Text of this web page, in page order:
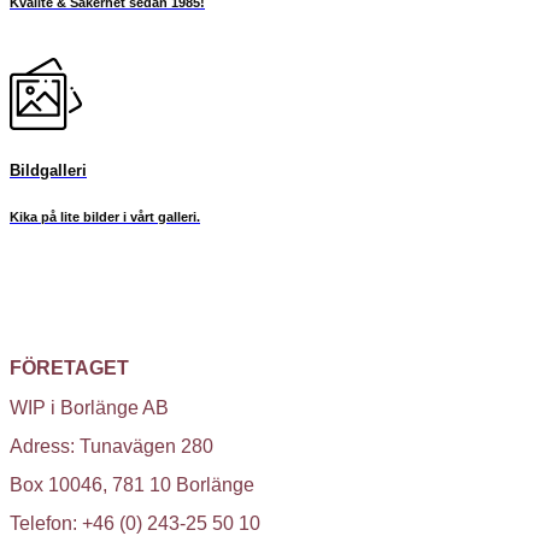
Bildgalleri
Kika på lite bilder i vårt galleri.
FÖRETAGET
WIP i Borlänge AB
Adress: Tunavägen 280
Box 10046, 781 10 Borlänge
Telefon: +46 (0) 243-25 50 10